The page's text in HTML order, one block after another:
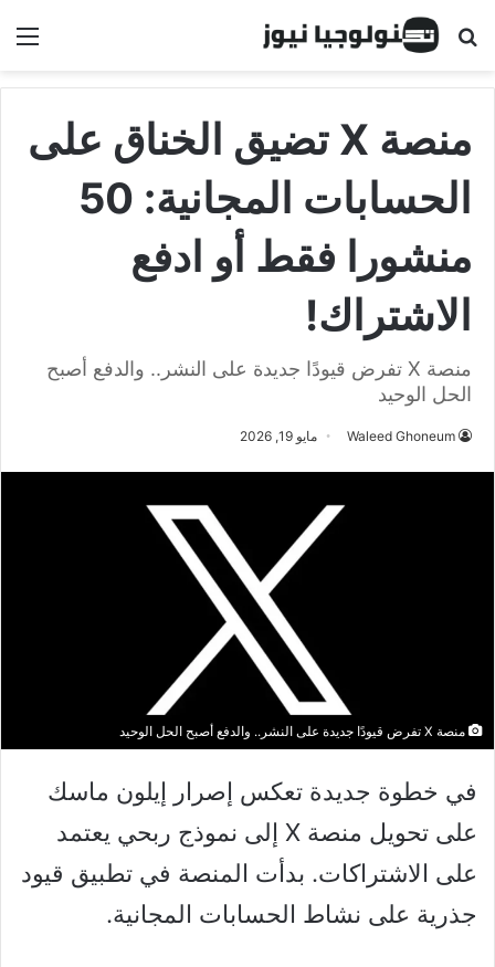
البحث عن
منصة X تضيق الخناق على
الحسابات المجانية: 50
منشورا فقط أو ادفع
الاشتراك!
منصة X تفرض قيودًا جديدة على النشر.. والدفع أصبح
الحل الوحيد
Waleed Ghoneum مايو 19, 2026
منصة X تفرض قيودًا جديدة على النشر.. والدفع أصبح الحل الوحيد
في خطوة جديدة تعكس إصرار إيلون ماسك
على تحويل منصة X إلى نموذج ربحي يعتمد
على الاشتراكات. بدأت المنصة في تطبيق قيود
جذرية على نشاط الحسابات المجانية.